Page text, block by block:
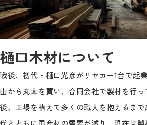
樋口木材について
戦後、初代・樋口光彦がリヤカー1台で起
山から丸太を買い、合同会社で製材を行
後、工場を構えて多くの職人を抱えるま